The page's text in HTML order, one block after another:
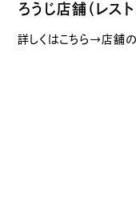
ろうじ店舗（レス
詳しくはこちら→店舗